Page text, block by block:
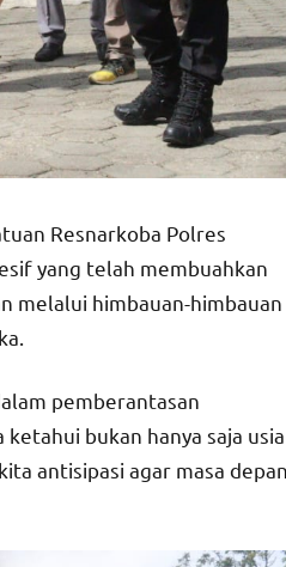
Resnarkoba Polres
yang telah membuahkan
melalui himbauan-himbauan
pemberantasan
bukan hanya saja usia
antisipasi agar masa